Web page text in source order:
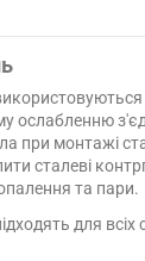
ослабленню
при монтажі
сталеві
та пари.
для